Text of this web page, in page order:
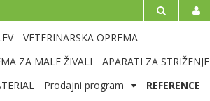
SL
VETERINARSKA OPREMA
ZA MALE ŽIVALI
APARATI ZA STRIŽENJE
Prodajni program REFERENCE